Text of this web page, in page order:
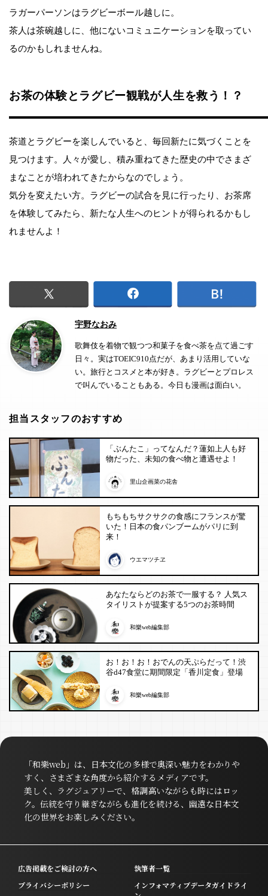
ラガーパーソンはラグビーボール越しに。
茶人は茶碗越しに、他にないコミュニケーションを取ってい
るのかもしれませんね。
お茶の体験とラグビー観戦が人生を救う！？
茶道とラグビーを楽しんでいると、毎回新たに気づくことを
見つけます。人々が愛し、積み重ねてきた歴史の中でさまざ
まなことが培われてきたからなのでしょう。
気分を変えたい方。ラグビーの試合を見に行ったり、お茶席
を体験してみたら、新たな人生へのヒントが得られるかもし
れませんよ！
宇野なおみ
歌舞伎を着物で観つつ和菓子を食べ茶を点て過ごす
日々。実はTOEIC910点だが、あまり活用していな
い。旅行とコスメと本が好き。ラグビーとプロレス
で叫んでいることもある。今日も漫画は面白い。
担当スタッフのおすすめ
「ぶんたこ」ってなんだ？蓮如上人も好
物だった、未知の食べ物と遭遇せよ！
里山企画菜の花舎
もちもちサクサクの食感にフランスが驚
いた！日本の食パンブームがパリに到
来！
ウエマツチヱ
あなたならどのお茶で一服する？ 人気ス
タイリストが提案する5つのお茶時間
和樂web編集部
お！お！お！おでんの天ぷらだって！渋
谷d47食堂に期間限定「香川定食」登場
和樂web編集部
「和樂web」は、日本文化の多様で奥深い魅力をわかりや
すく、さまざまな角度から紹介するメディアです。
美しく、ラグジュアリーで、格調高いながらも時にはロッ
ク。伝統を守り継ぎながらも進化を続ける、幽遠な日本文
化の世界をお楽しみください。
広告掲載をご検討の方へ
執筆者一覧
プライバシーポリシー
インフォマティブデータガイドライ